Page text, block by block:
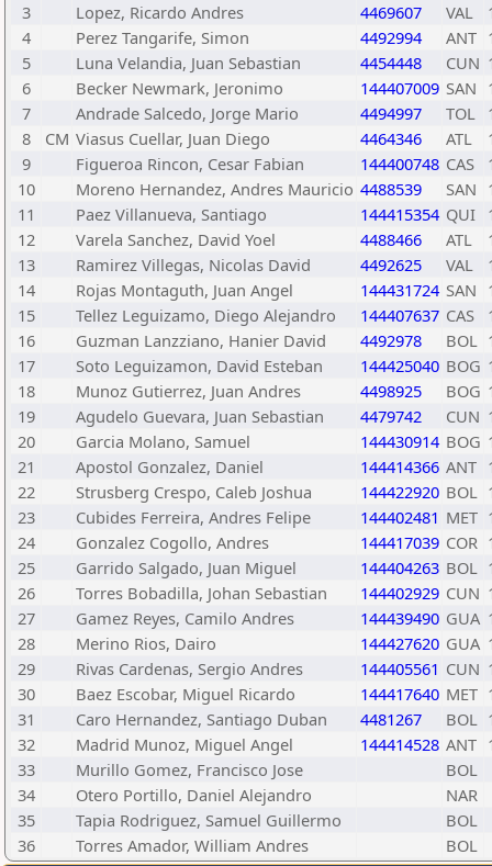
3
Lopez, Ricardo Andres 4469607 VAL
4
Perez Tangarife, Simon 4492994 ANT
5
Luna Velandia, Juan Sebastian 4454448 CUN
6
Becker Newmark, Jeronimo 144407009 SAN
7
Andrade Salcedo, Jorge Mario 4494997 TOL
8
CM Viasus Cuellar, Juan Diego 4464346 ATL
9
Figueroa Rincon, Cesar Fabian 144400748 CAS
10
Moreno Hernandez, Andres Mauricio 4488539 SAN
11
Paez Villanueva, Santiago 144415354 QUI
12
Varela Sanchez, David Yoel 4488466 ATL
13
Ramirez Villegas, Nicolas David 4492625 VAL
14
Rojas Montaguth, Juan Angel 144431724 SAN
15
Tellez Leguizamo, Diego Alejandro 144407637 CAS
16
Guzman Lanzziano, Hanier David 4492978 BOL
17
Soto Leguizamon, David Esteban 144425040 BOG
18
Munoz Gutierrez, Juan Andres 4498925 BOG
19
Agudelo Guevara, Juan Sebastian 4479742 CUN
20
Garcia Molano, Samuel 144430914 BOG
21
Apostol Gonzalez, Daniel 144414366 ANT
22
Strusberg Crespo, Caleb Joshua 144422920 BOL
23
Cubides Ferreira, Andres Felipe 144402481 MET
24
Gonzalez Cogollo, Andres 144417039 COR
25
Garrido Salgado, Juan Miguel 144404263 BOL
26
Torres Bobadilla, Johan Sebastian 144402929 CUN
27
Gamez Reyes, Camilo Andres 144439490 GUA
28
Merino Rios, Dairo 144427620 GUA
29
Rivas Cardenas, Sergio Andres 144405561 CUN
30
Baez Escobar, Miguel Ricardo 144417640 MET
31
Caro Hernandez, Santiago Duban 4481267 BOL
32
Madrid Munoz, Miguel Angel 144414528 ANT
33
Murillo Gomez, Francisco Jose
BOL
34
Otero Portillo, Daniel Alejandro
NAR
35
Tapia Rodriguez, Samuel Guillermo
BOL
36
Torres Amador, William Andres BOL